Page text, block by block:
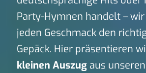
Party-Hymnen handelt –
jeden Geschmack den
Gepäck. Hier präsentieren
kleinen Auszugaus unseren